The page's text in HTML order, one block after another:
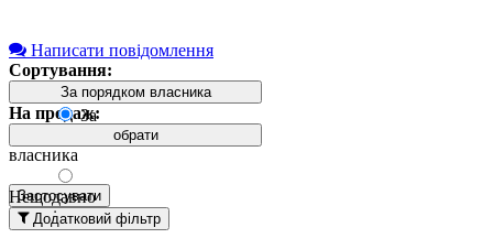
Написати повідомлення
Сортування:
За порядком власника
За
власника
Нещодавно
додані
вгорі
На продаж:
обрати
Застосувати
Додатковий фільтр